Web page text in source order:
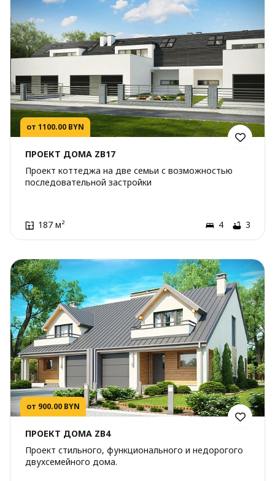
от 1100.00 BYN
ПРОЕКТ ДОМА ZB17
Проект коттеджа на две семьи с возможностью
последовательной застройки
187 м² 4 3
от 900.00 BYN
ПРОЕКТ ДОМА ZB4
Проект стильного, функционального и недорогого
двухсемейного дома.